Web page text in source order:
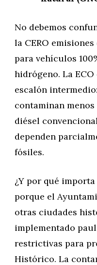
No debemos
la CERO
para vehículos
hidrógeno. La
escalón
contaminan
diésel
dependen
fósiles.
¿Y por qué
porque el
otras ciudades
implementado
restrictivas para
Histórico. La